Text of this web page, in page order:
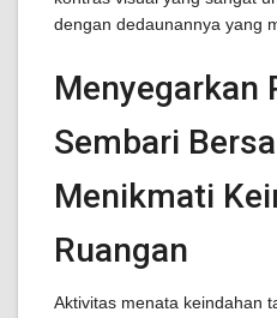
dengan dedaunannya yang
Menyegarkan
Sembari
Menikmati
Ruangan
Aktivitas menata keindahan